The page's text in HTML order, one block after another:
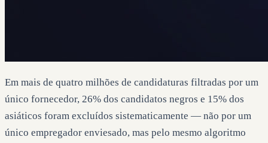
Em mais de quatro milhões de candidaturas filtradas por um
único fornecedor, 26% dos candidatos negros e 15% dos
asiáticos foram excluídos sistematicamente — não por um
único empregador enviesado, mas pelo mesmo algoritmo